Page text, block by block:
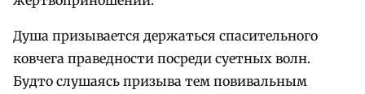
Душа призывается держаться спасительного
ковчега праведности посреди суетных волн.
Будто слушаясь призыва тем повивальным